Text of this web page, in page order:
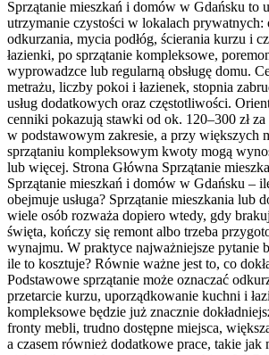
Sprzątanie mieszkań i domów w Gdańsku to
utrzymanie czystości w lokalach prywatnych:
odkurzania, mycia podłóg, ścierania kurzu i
łazienki, po sprzątanie kompleksowe,
wyprowadzce lub regularną obsługę domu.
metrażu, liczby pokoi i łazienek, stopnia
usług dodatkowych oraz częstotliwości.
cenniki pokazują stawki od ok. 120–300 zł za
w podstawowym zakresie, a przy większych
sprzątaniu kompleksowym kwoty mogą
lub więcej. Strona Główna Sprzątanie
Sprzątanie mieszkań i domów w Gdańsku –
obejmuje usługa? Sprzątanie mieszkania lub
wiele osób rozważa dopiero wtedy, gdy
święta, kończy się remont albo trzeba
wynajmu. W praktyce najważniejsze pytanie
ile to kosztuje? Równie ważne jest to, co
Podstawowe sprzątanie może oznaczać
przetarcie kurzu, uporządkowanie kuchni i
kompleksowe będzie już znacznie
fronty mebli, trudno dostępne miejsca,
a czasem również dodatkowe prace, takie